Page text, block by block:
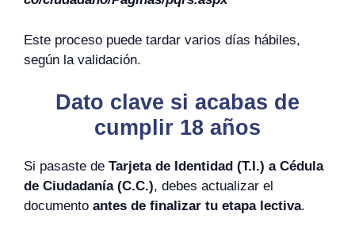
Este proceso puede tardar varios días hábiles,
según la validación.
Dato clave si acabas de
cumplir 18 años
Si pasaste de Tarjeta de Identidad (T.I.) a Cédula
de Ciudadanía (C.C.), debes actualizar el
documento antes de finalizar tu etapa lectiva.